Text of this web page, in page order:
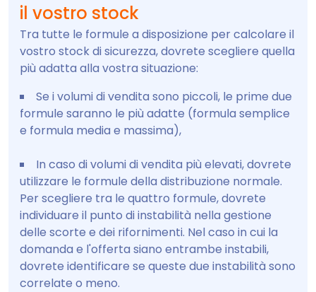
il vostro stock
Tra tutte le formule a disposizione per calcolare il
vostro stock di sicurezza, dovrete scegliere quella
più adatta alla vostra situazione:
Se i volumi di vendita sono piccoli, le prime due
formule saranno le più adatte (formula semplice
e formula media e massima),
In caso di volumi di vendita più elevati, dovrete
utilizzare le formule della distribuzione normale.
Per scegliere tra le quattro formule, dovrete
individuare il punto di instabilità nella gestione
delle scorte e dei rifornimenti. Nel caso in cui la
domanda e l'offerta siano entrambe instabili,
dovrete identificare se queste due instabilità sono
correlate o meno.